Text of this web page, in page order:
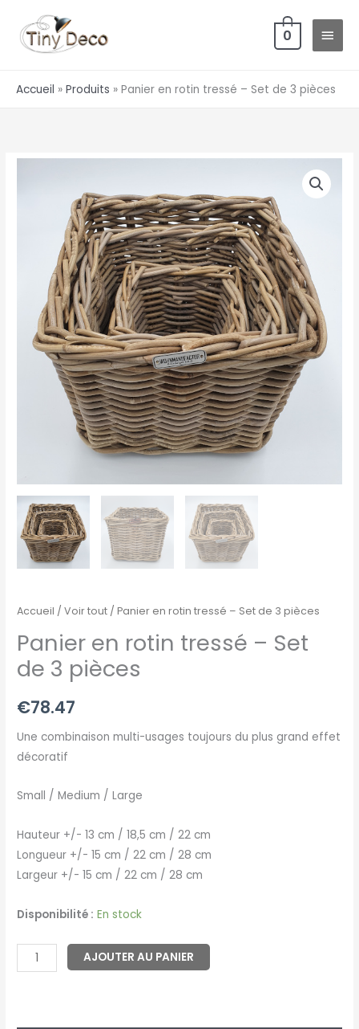
contenu
MENU
0
Accueil Produits Panier en rotin tressé – Set de 3 pièces
Accueil /Voir tout / Panier en rotin tressé – Set de 3 pièces
Panier en rotin tressé – Set
de 3 pièces
€78.47
Une combinaison multi-usages toujours du plus grand effet
décoratif
Small / Medium / Large
Hauteur +/- 13 cm / 18,5 cm / 22 cm
Longueur +/- 15 cm / 22 cm / 28 cm
Largeur +/- 15 cm / 22 cm / 28 cm
Disponibilité : En stock
pièces
AJOUTER AU PANIER